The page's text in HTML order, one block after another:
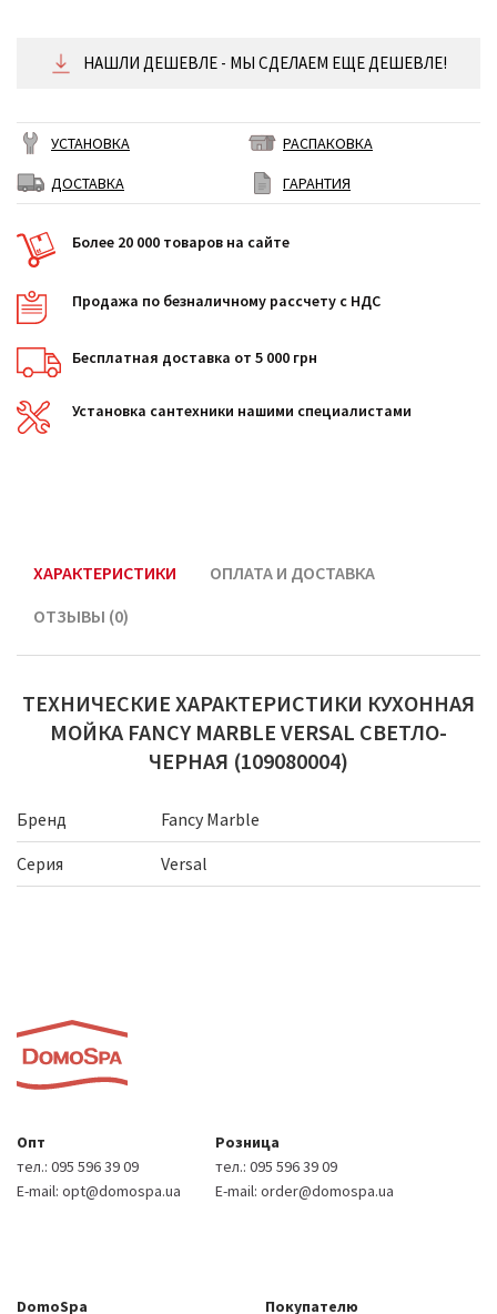
от 223 ₴/месяц
НАШЛИ ДЕШЕВЛЕ - МЫ СДЕЛАЕМ ЕЩЕ ДЕШЕВЛЕ!
УСТАНОВКА
РАСПАКОВКА
ДОСТАВКА
ГАРАНТИЯ
Более 20 000 товаров на сайте
Продажа по безналичному рассчету с НДС
Бесплатная доставка от 5 000 грн
Установка сантехники нашими специалистами
ХАРАКТЕРИСТИКИ
ОПЛАТА И ДОСТАВКА
ОТЗЫВЫ (0)
ТЕХНИЧЕСКИЕ ХАРАКТЕРИСТИКИ КУХОННАЯ
МОЙКА FANCY MARBLE VERSAL СВЕТЛО-
ЧЕРНАЯ (109080004)
Бренд
Fancy Marble
Серия
Versal
Опт
тел.: 095 596 39 09
E-mail: opt@domospa.ua
Розница
тел.: 095 596 39 09
E-mail: order@domospa.ua
DomoSpa Покупателю